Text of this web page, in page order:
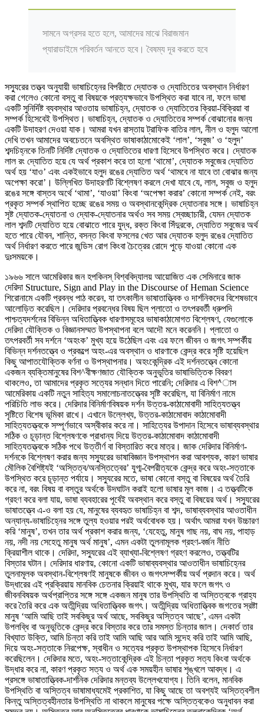
সামনে অগ্রসর হতে হলে, আমাদের মাঝে বিরাজমান
প্যারাডাইমে পরিবর্তন আনতে হবে। বৈষম্য দূর করতে হবে
সস্যুরের তত্ত্ব অনুযায়ী ভাষাচিহ্নের বিপরীতে দ্যোতক ও দ্যোতিতের অবস্থান নির্ধারণ
করা গেলেও কোনো বস্তু বা বিষয়কে প্রত্যক্ষভাবে উপস্থিত করা যাবে না, ফলে ভাষা
একটি সুনির্দিষ্ট ব্যবস্থার আওতায় ভাষাচিহ্ন, দ্যোতক ও দ্যোতিতের ক্রিয়া-বিক্রিয়া বা
সম্পর্ক হিসেবেই উপস্থিত। ভাষাচিহ্ন, দ্যোতক ও দ্যোতিতের সম্পর্ক বোঝানোর জন্য
একটি উদাহরণ দেওয়া যাক। আমরা যখন রাস্তায় ট্রাফিক বাতির লাল, নীল ও হলুদ আলো
দেখি তখন আমাদের অবচেতনে অবস্থিত ভাষাকাঠামোকেই ‘লাল’, ‘সবুজ’ ও ‘হলুদ’
শব্দচিহ্নকে তিনটি নির্দিষ্ট দ্যোতক ও দ্যোতিতের ধারণা হিসেবে উপস্থিত করে। দ্যোতক
লাল রং দ্যোতিত হয়ে যে অর্থ প্রকাশ করে তা হলো ‘থামো’, দ্যোতক সবুজের দ্যোতিত
অর্থ হয় ‘যাও’ এবং একইভাবে হলুদ রঙের দ্যোতিত অর্থ ‘থামবে না যাবে তা বোঝার জন্য
অপেক্ষা করো’। উল্লিখিত উদাহরণটি বিশ্লেষণ করলে দেখা যাবে যে, লাল, সবুজ ও হলুদ
রঙের সঙ্গে বাস্তব অর্থে ‘থামা’, ‘যাওয়া’ কিংবা ‘অপেক্ষা করার’ কোনো সম্পর্ক নেই, বরং
প্রকৃত সম্পর্ক স্থাপিত হচ্ছে রঙের সময় ও অবস্থানকেন্দ্রিক দ্যোতনার সঙ্গে। ভাষাচিহ্ন
সৃষ্ট দ্যোতক-দ্যোতনা ও দ্যোক-দ্যোতনার অর্থও সব সময় স্বেচ্ছাচারী, যেমন দ্যোতক
লাল শব্দটি দ্যোতিত হয়ে বোঝাতে পারে যুদ্ধ, রক্ত কিংবা সিঁদুরকে, দ্যোতিত সবুজের অর্থ
হতে পারে যৌবন, শান্তি, বসন্ত কিংবা ফসলের খেত আর দ্যোতক হলুদ রঙের দ্যোতিত
অর্থ নির্ধারণ করতে পারে জন্ডিস রোগ কিংবা চৈত্রের রোদে পুড়ে যাওয়া কোনো এক
দুঃসময়কে।
১৯৬৬ সালে আমেরিকার জন হপকিনস্ বিশ্ববিদ্যালয় আয়োজিত এক সেমিনারে জাক
দেরিদা Structure, Sign and Play in the Discourse of Heman Science
শিরোনামে একটি প্রবন্ধ পাঠ করেন, যা তৎকালীন ভাষাতাত্ত্বিক ও দার্শনিকদের বিশেষভাবে
আলোড়িত করেছিল। দেরিদার প্রবন্ধের বিষয় ছিল প্লাতো ও তৎপরবর্তী ধ্রুপদি
পাশ্চত্যদর্শনের বিভিন্ন অধিতাত্ত্বিক ধারণাসমূহের ভাষাকাঠামোগত বিশ্লেষণ, যেগুলোকে
দেরিদা যৌক্তিক ও বিজ্ঞানসম্মত উপস্থাপনা বলে আদৌ মনে করেননি। প্লাতো ও
তৎপরবর্তী সব দর্শনে ‘অহংক’ মুখ্য হয়ে উঠেছিল এবং এর ফলে জীবন ও জগৎ সম্পর্কীয়
বিভিন্ন দর্শনতত্ত্বে ও প্রকল্পে অহং-এর অবস্থান ও ধারণাকে কেন্দ্র করে সৃষ্টি হয়েছিল
কিছু আপাতযৌক্তিক বর্ণনা ও উপস্থাপনার। অহংকেন্দ্রিক এই দর্শনতত্ত্বে কোনো
একজন ব্যক্তিমানুষের বিশ^বীক্ষণজাত যৌক্তিক অনুভূতির ভাষাভিত্তিক বিবরণ
থাকলেও, তা আমাদের প্রকৃত সত্যের সন্ধান দিতে পারেনি; দেরিদার এ বিশ^াস
আমেরিকায় একটি নতুন সাহিত্য সমালোচনাতত্ত্বের সৃষ্টি করেছিল, যা বিনির্মাণ নামে
পরিচিতি লাভ করে। দেরিদার বিনির্মাণবিষয়ক দর্শন উত্তর-কাঠামোবাদী সাহিত্যতত্ত্ব
সৃষ্টিতে বিশেষ ভূমিকা রাখে। এখানে উল্লেখ্য, উত্তর-কাঠামোবাদ কাঠামোবাদী
সাহিত্যতত্ত্বকে সম্পূর্ণভাবে অস্বীকার করে না। সাহিত্যের উপাদান হিসেবে ভাষাব্যবস্থার
সঠিক ও চূড়ান্ত বিশ্লেষণকে প্রাধান্য দিয়ে উত্তর-কাঠামোবাদ কাঠামোবাদী
সাহিত্যতত্ত্বকে সঠিক পথে উত্তীর্ণ বা বিস্তারিত করে মাত্র। জাক দেরিদার বিনির্মাণ-
দর্শনকে বিশ্লেষণ করার জন্য সস্যুরের ভাষাবিজ্ঞান উপস্থাপন করা আবশ্যক, কারণ ভাষার
মৌলিক বৈশিষ্ট্যই ‘অস্তিত্ব/অনস্তিত্বের’ যুগ্ম-বৈপরীত্যকে কেন্দ্র করে অহং-সত্তাকে
উপস্থিত করে চূড়ান্ত পর্যায়ে। সস্যুরের মতে, ভাষা কোনো বস্তু বা বিষয়ের অর্থ তৈরি
করে না, বরং বিষয় বা বস্তুর অর্থকে উদঘাটন করাই হলো ভাষার মূল কাজ। এ তত্ত্বটিকে
গ্রহণ করে বলা যায়, ভাষা ব্যবহারের পূর্বেই অবস্থান করে বস্তু বা বিষয়ের অর্থ। সস্যুরের
ভাষাতত্ত্বে এ-ও বলা হয় যে, মানুষের ব্যবহৃত ভাষাচিহ্ন বা শব্দ, ভাষাব্যবস্থার আওতাধীন
অন্যান্য-ভাষাচিহ্নের সঙ্গে তুল্য হওয়ার পরই অর্থবোধক হয়। অর্থাৎ আমরা যখন উচ্চারণ
করি ‘মানুষ’, তখন তার অর্থ প্রকাশ করার জন্য, ‘যেহেতু, মানুষ গাছ নয়, বাঘ নয়, পাহাড়
নয়, নদী নয় সেহেতু মানুষ অর্থ মানুষ’, এমন একটা তুলনামূলক গ্রহণ-বর্জন নীতি
ক্রিয়াশীল থাকে। দেরিদা, সস্যুরের এই ব্যাখ্যা-বিশ্লেষণ গ্রহণ করলেও, তত্ত্বটির
বিস্তার ঘটান। দেরিদার ধারণায়, কোনো একটি ভাষাব্যবস্থার আওতাধীন ভাষাচিহ্নের
তুলনামূলক অবস্থান-বিশ্লেষণই মানুষকে জীবন ও জগৎসম্পর্কীয় অর্থ প্রদান করে। অর্থ
উদ্ধারের এই প্রক্রিয়ায় মানবিক চেতনার ক্রিয়াই থাকে মুখ্য, যার ফলে জগৎ ও
জীবনবিষয়ক অর্থপ্রাপ্তির সঙ্গে সঙ্গে একজন মানুষ তার উপস্থিতি বা অস্তিত্বকে গ্রাহ্য
করে তৈরি করে এক অতীন্দ্রিয় অধিতাত্ত্বিক জগৎ। অতীন্দ্রিয় অধিতাত্ত্বিক জগতের স্রষ্টা
মানুষ ‘আমি আছি তাই সবকিছুর অর্থ আছে, সবকিছুর অস্তিত্ব আছে’, এমন একটা
উপলব্ধি বা অনুভূতিকে কেন্দ্র করে বিস্তার করে তার সমস্ত চিন্তার জাল। দেকার্ত তার
বিখ্যাত উক্তি, আমি চিন্তা করি তাই আমি আছি আর আমি সন্দেহ করি তাই আমি আছি,
দিয়ে অহং-সত্তাকে নিরপেক্ষ, স্বাধীন ও সত্যের প্রকৃত উপস্থাপক হিসেবে নির্ধারণ
করেছিলেন। দেরিদার মতে, অহং-সত্তাকেন্দ্রিক এই চিন্তা প্রকৃত সত্য কিংবা অর্থকে
উদ্ধার করে না, কারণ প্রকৃত সত্য ও অর্থ এক সময়হীন ভাষার শৃঙ্খলে আবদ্ধ। এ
প্রসঙ্গে ভাষাতাত্ত্বিক-দার্শনিক দেরিদার মন্তব্য উল্লেখযোগ্য। তিনি বলেন, মানবিক
উপস্থিতি বা অস্তিত্ব ভাষামাধ্যমেই প্রকাশিত, যা কিছু আছে তা অবশ্যই অস্তিত্বশীল
কিন্তু অস্তিত্বহীনতার উপস্থিতি না থাকলে মানুষের পক্ষে অস্তিত্বকেও অনুধাবন করা